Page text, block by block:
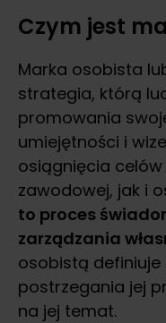
Czym jest
Marka osobista
strategia, którą
promowania
umiejętności i
osiągnięcia
zawodowej, jak i
to proces
zarządzania
osobistą
postrzegania jej
na jej temat.